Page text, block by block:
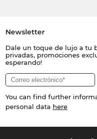
Newsletter
Dale un toque de lujo a tu
privadas, promociones
esperando!
You can find further
personal data here